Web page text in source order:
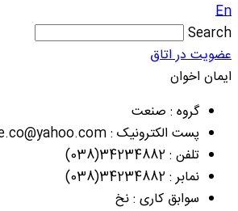
En
Search
عضویت در اتاق
ایمان اخوان
گروه : صنعت
پست الکترونیک : iliyanassaj_textile.co@yahoo.com
تلفن : 34234882(038)
نمابر : 34234882(038)
سوابق کاری : نخ